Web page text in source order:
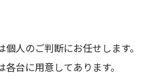
人のご判断にお任せします。
台に用意してあります。